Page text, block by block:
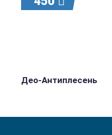
Део-Антиплесень